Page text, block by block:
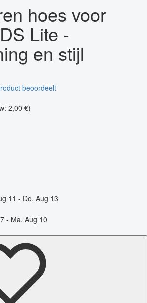
hoes voor
Lite -
en stijl
beoordeelt
2,00 €)
11 - Do, Aug 13
- Ma, Aug 10